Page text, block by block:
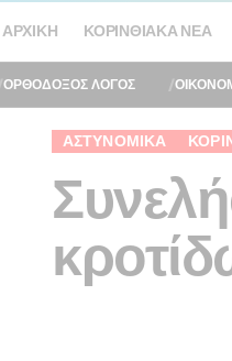
ΑΡΧΙΚΉ ΚΟΡΙΝΘΙΑΚΆ ΝΈΑ
ΟΡΘΟΔΟΞΟΣ ΛΟΓΟΣ
ΑΣΤΥΝΟΜΙΚΆ